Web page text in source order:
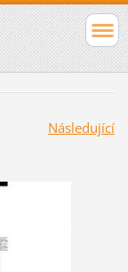
Následující